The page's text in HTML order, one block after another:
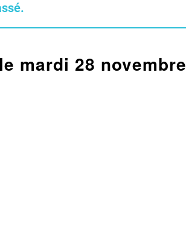
mardi 28 novembre